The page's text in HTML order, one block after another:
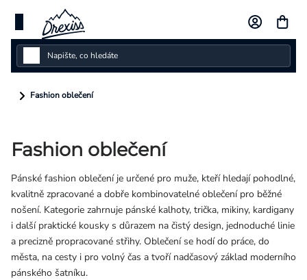
obsah
Dámské
Pánské
Kolekce
Dárkové poukazy
Vlastní design
Fashion oblečení
Fashion oblečení
Pánské fashion oblečení je určené pro muže, kteří hledají pohodlné,
kvalitně zpracované a dobře kombinovatelné oblečení pro běžné
nošení. Kategorie zahrnuje pánské kalhoty, trička, mikiny, kardigany
i další praktické kousky s důrazem na čistý design, jednoduché linie
a precizně propracované střihy. Oblečení se hodí do práce, do
města, na cesty i pro volný čas a tvoří nadčasový základ moderního
pánského šatníku.